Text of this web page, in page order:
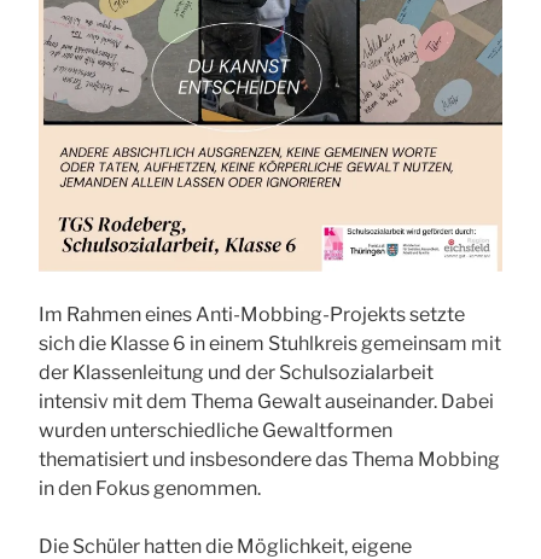
Im Rahmen eines Anti-Mobbing-Projekts setzte
sich die Klasse 6 in einem Stuhlkreis gemeinsam mit
der Klassenleitung und der Schulsozialarbeit
intensiv mit dem Thema Gewalt auseinander. Dabei
wurden unterschiedliche Gewaltformen
thematisiert und insbesondere das Thema Mobbing
in den Fokus genommen.
Die Schüler hatten die Möglichkeit, eigene